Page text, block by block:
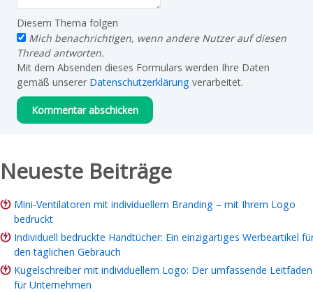
Diesem Thema folgen
Mich benachrichtigen, wenn andere Nutzer auf diesen
Thread antworten.
Mit dem Absenden dieses Formulars werden Ihre Daten
gemäß unserer Datenschutzerklärung verarbeitet.
Neueste Beiträge
Mini-Ventilatoren mit individuellem Branding – mit Ihrem Logo
bedruckt
Individuell bedruckte Handtücher: Ein einzigartiges Werbeartikel
den täglichen Gebrauch
Kugelschreiber mit individuellem Logo: Der umfassende Leitfaden
für Unternehmen